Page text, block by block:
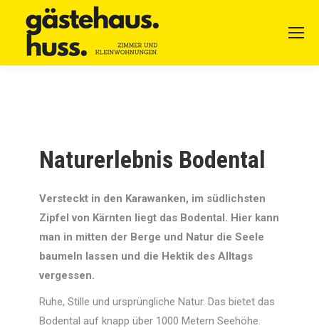
Naturerlebnis Bodental
Versteckt in den Karawanken, im südlichsten
Zipfel von Kärnten liegt das Bodental. Hier kann
man in mitten der Berge und Natur die Seele
baumeln lassen und die Hektik des Alltags
vergessen.
Ruhe, Stille und ursprüngliche Natur. Das bietet das
Bodental auf knapp über 1000 Metern Seehöhe.